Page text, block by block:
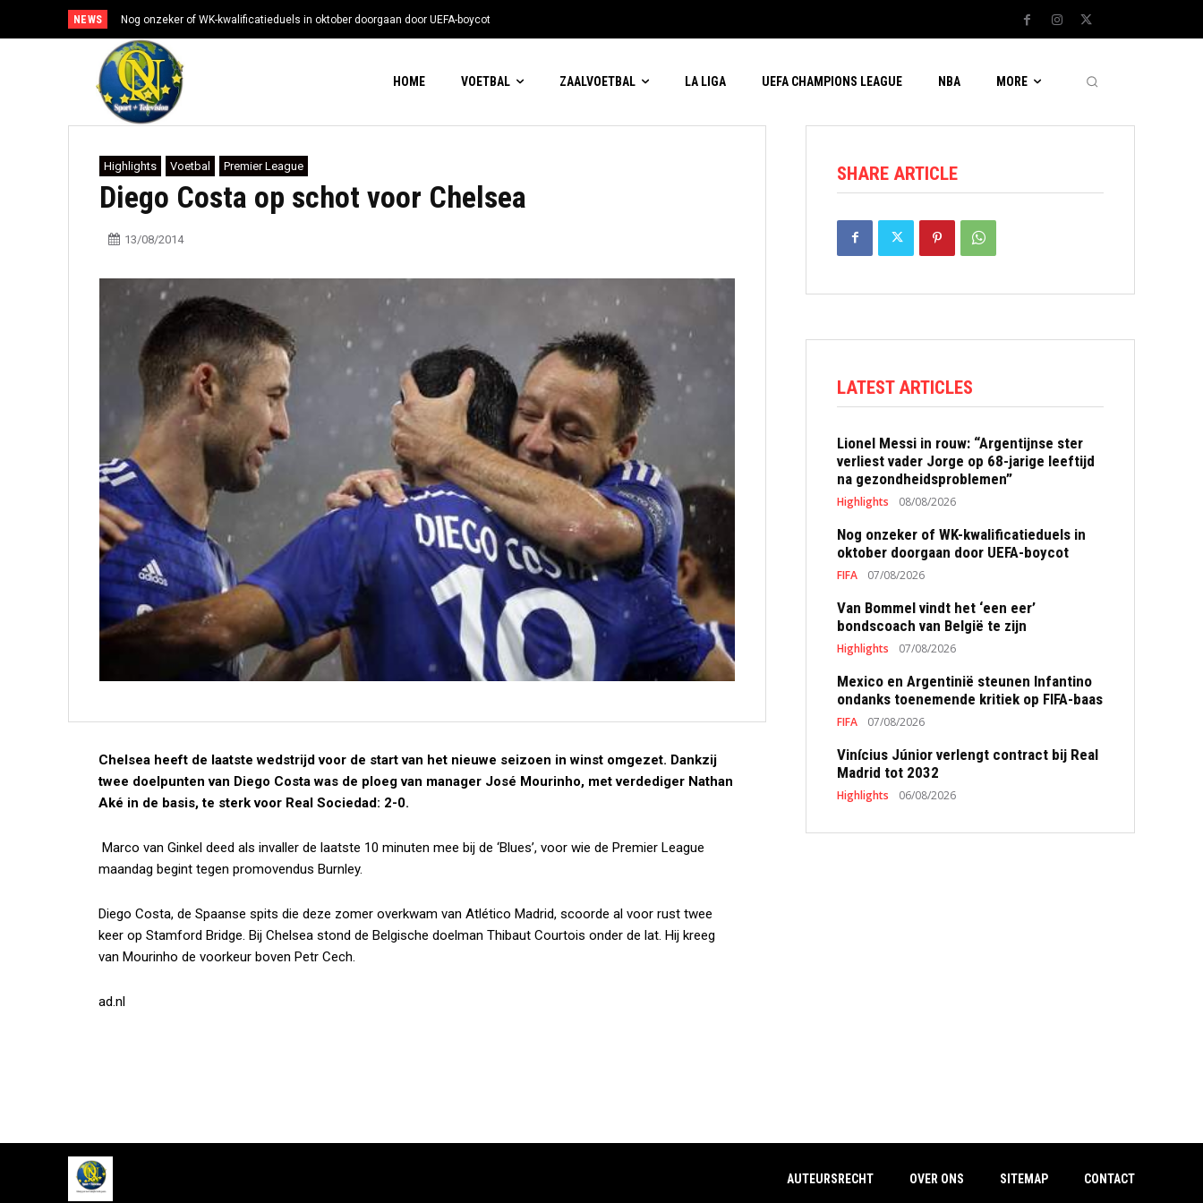
NEWS Nog onzeker of WK-kwalificatieduels in oktober doorgaan door UEFA-boycot
HOME VOETBAL ZAALVOETBAL LA LIGA UEFA CHAMPIONS LEAGUE NBA MORE
Highlights Voetbal Premier League
Diego Costa op schot voor Chelsea
13/08/2014
Chelsea heeft de laatste wedstrijd voor de start van het nieuwe seizoen in winst omgezet. Dankzij
twee doelpunten van Diego Costa was de ploeg van manager José Mourinho, met verdediger Nathan
Aké in de basis, te sterk voor Real Sociedad: 2-0.
Marco van Ginkel deed als invaller de laatste 10 minuten mee bij de ‘Blues’, voor wie de Premier League
maandag begint tegen promovendus Burnley.
Diego Costa, de Spaanse spits die deze zomer overkwam van Atlético Madrid, scoorde al voor rust twee
keer op Stamford Bridge. Bij Chelsea stond de Belgische doelman Thibaut Courtois onder de lat. Hij kreeg
van Mourinho de voorkeur boven Petr Cech.
ad.nl
SHARE ARTICLE
LATEST ARTICLES
Lionel Messi in rouw: “Argentijnse ster
verliest vader Jorge op 68-jarige leeftijd
na gezondheidsproblemen”
Highlights 08/08/2026
Nog onzeker of WK-kwalificatieduels in
oktober doorgaan door UEFA-boycot
FIFA 07/08/2026
Van Bommel vindt het ‘een eer’
bondscoach van België te zijn
Highlights 07/08/2026
Mexico en Argentinië steunen Infantino
ondanks toenemende kritiek op FIFA-baas
FIFA 07/08/2026
Vinícius Júnior verlengt contract bij Real
Madrid tot 2032
Highlights 06/08/2026
AUTEURSRECHT OVER ONS SITEMAP CONTACT